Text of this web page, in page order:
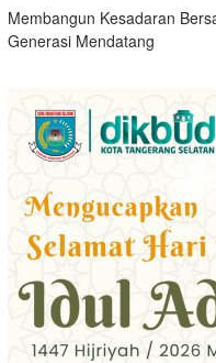
Membangun Kesadaran
Generasi Mendatang